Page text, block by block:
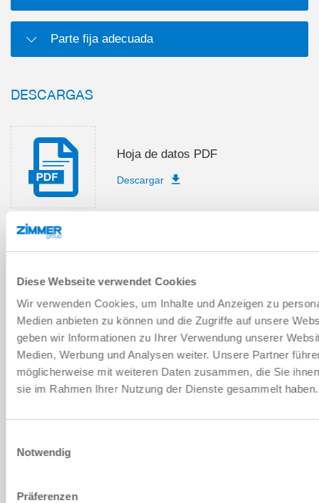
Diese Webseite verwendet Cookies
Wir verwenden Cookies, um Inhalte und Anzeigen zu
Medien anbieten zu können und die Zugriffe auf unsere
geben wir Informationen zu Ihrer Verwendung unserer
Medien, Werbung und Analysen weiter. Unsere Partner
möglicherweise mit weiteren Daten zusammen, die Sie
sie im Rahmen Ihrer Nutzung der Dienste gesammelt
Notwendig
Präferenzen
Parte fija adecuada
DESCARGAS
Hoja de datos PDF
Descargar
Manual para el montaje e
instrucciones de servicio
Descargar